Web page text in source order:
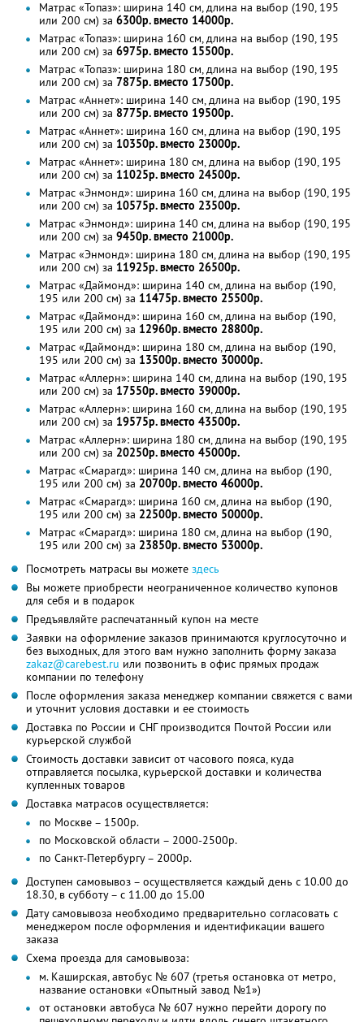
Матрас «Топаз»: ширина 140 см, длина на выбор (190, 195
или 200 см) за 6300р. вместо 14000р.
Матрас «Топаз»: ширина 160 см, длина на выбор (190, 195
или 200 см) за 6975р. вместо 15500р.
Матрас «Топаз»: ширина 180 см, длина на выбор (190, 195
или 200 см) за 7875р. вместо 17500р.
Матрас «Аннет»: ширина 140 см, длина на выбор (190, 195
или 200 см) за 8775р. вместо 19500р.
Матрас «Аннет»: ширина 160 см, длина на выбор (190, 195
или 200 см) за 10350р. вместо 23000р.
Матрас «Аннет»: ширина 180 см, длина на выбор (190, 195
или 200 см) за 11025р. вместо 24500р.
Матрас «Энмонд»: ширина 160 см, длина на выбор (190, 195
или 200 см) за 10575р. вместо 23500р.
Матрас «Энмонд»: ширина 140 см, длина на выбор (190, 195
или 200 см) за 9450р. вместо 21000р.
Матрас «Энмонд»: ширина 180 см, длина на выбор (190, 195
или 200 см) за 11925р. вместо 26500р.
Матрас «Даймонд»: ширина 140 см, длина на выбор (190,
195 или 200 см) за 11475р. вместо 25500р.
Матрас «Даймонд»: ширина 160 см, длина на выбор (190,
195 или 200 см) за 12960р. вместо 28800р.
Матрас «Даймонд»: ширина 180 см, длина на выбор (190,
195 или 200 см) за 13500р. вместо 30000р.
Матрас «Аллерн»: ширина 140 см, длина на выбор (190, 195
или 200 см) за 17550р. вместо 39000р.
Матрас «Аллерн»: ширина 160 см, длина на выбор (190, 195
или 200 см) за 19575р. вместо 43500р.
Матрас «Аллерн»: ширина 180 см, длина на выбор (190, 195
или 200 см) за 20250р. вместо 45000р.
Матрас «Смарагд»: ширина 140 см, длина на выбор (190,
195 или 200 см) за 20700р. вместо 46000р.
Матрас «Смарагд»: ширина 160 см, длина на выбор (190,
195 или 200 см) за 22500р. вместо 50000р.
Матрас «Смарагд»: ширина 180 см, длина на выбор (190,
195 или 200 см) за 23850р. вместо 53000р.
Посмотреть матрасы вы можете здесь
Вы можете приобрести неограниченное количество купонов
для себя и в подарок
Предъявляйте распечатанный купон на месте
Заявки на оформление заказов принимаются круглосуточно и
без выходных, для этого вам нужно заполнить форму заказа
zakaz@carebest.ru или позвонить в офис прямых продаж
компании по телефону
После оформления заказа менеджер компании свяжется с вами
и уточнит условия доставки и ее стоимость
Доставка по России и СНГ производится Почтой России или
курьерской службой
Стоимость доставки зависит от часового пояса, куда
отправляется посылка, курьерской доставки и количества
купленных товаров
Доставка матрасов осуществляется:
по Москве – 1500р.
по Московской области – 2000-2500р.
по Санкт-Петербургу – 2000р.
Доступен самовывоз – осуществляется каждый день с 10.00 до
18.30, в субботу – с 11.00 до 15.00
Дату самовывоза необходимо предварительно согласовать с
менеджером после оформления и идентификации вашего
заказа
Схема проезда для самовывоза:
м. Каширская, автобус № 607 (третья остановка от метро,
название остановки «Опытный завод №1»)
от остановки автобуса № 607 нужно перейти дорогу по